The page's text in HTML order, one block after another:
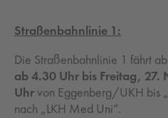
Straßenbahnlinie 1:
Die Straßenbahnlinie 1 fährt ab
ab 4.30 Uhr bis Freitag, 27.
Uhrvon Eggenberg/UKH bis
nach „LKH Med Uni“.